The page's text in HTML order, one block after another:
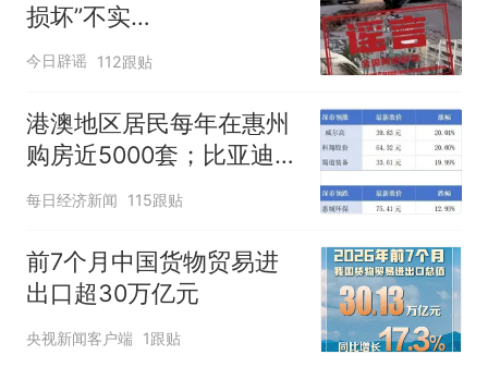
损坏”不实
（2026·08·06）
今日辟谣 112跟贴
港澳地区居民每年在惠州
购房近5000套；比亚迪销
量跻身全球车企第六丨大
湾区财经早参
每日经济新闻 115跟贴
前7个月中国货物贸易进
出口超30万亿元
央视新闻客户端 1跟贴